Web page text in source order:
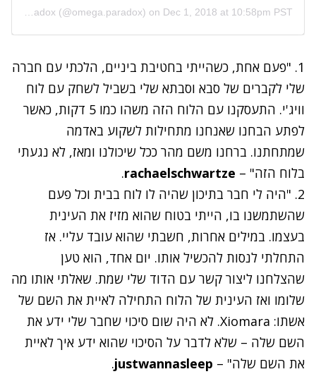
on Dec 1, 2018 at 10:58pm PST
1. "פעם אחת, כשהייתי בחטיבת ביניים, הלכתי עם חברה
שלי לקברים של סבא וסבתא שלי בשביל לשחק עם לוח
וויג'י. התעסקנו עם הלוח הזה משהו כמו 5 דקות, כאשר
לפתע הבחנו שאנחנו מתחילות לשקוע באדמה
שמתחתנו. ברחנו משם מהר ככל שיכולנו ומאז, לא נגעתי
בלוח הזה" – rachaelschwartze
.
2. "היה לי חבר בתיכון שהיה לו לוח בבית וכל פעם
שהשתמשנו בו, הייתי בטוח שהוא מזיז את העינית
בעצמו. במילים אחרות, חשבתי שהוא עובד עליי. אז
התחלתי לנסות להכשיל אותו. יום אחד, הוא טען
שהצלחנו ליצור קשר עם הדוד שלי שמת. שאלתי אותו מה
שלומו ואז העינית של הלוח התחילה לאיית את השם של
אשתו: Xiomara. לא היה שום סיכוי שחבר שלי ידע את
השם שלה – שלא לדבר על הסיכוי שהוא ידע איך לאיית
את השם שלה" – justwannasleep
.